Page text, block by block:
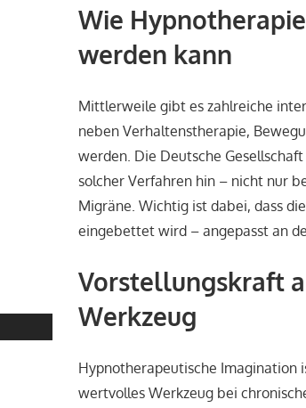
Wie
werden kann
Mittlerweile gibt es zahlreiche
neben Verhaltenstherapie,
werden. Die Deutsche
solcher Verfahren hin – nicht nur
Migräne. Wichtig ist dabei, dass
eingebettet wird – angepasst an
Vorstellungskraft
Werkzeug
Hypnotherapeutische Imagination
wertvolles Werkzeug bei